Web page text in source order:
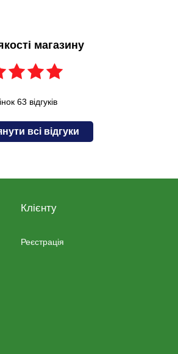
магазину
63 відгуків
всі відгуки
Клієнту
Реєстрація